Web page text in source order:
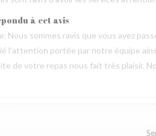
à cet avis
Nous sommes ravis que vous ayez
l’attention portée par notre équipe
de votre repas nous fait très plaisir.